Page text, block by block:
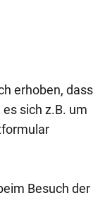
erhoben, dass
sich z.B. um
Besuch der